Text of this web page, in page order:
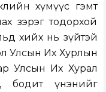
хүмүүс гэмт
зэрэг тодорхой
хийх нь зүйтэй
Улсын Их Хурлын
Улсын Их Хурал
бодит үнэнийг